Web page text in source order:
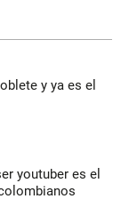
y ya es el
youtuber es el